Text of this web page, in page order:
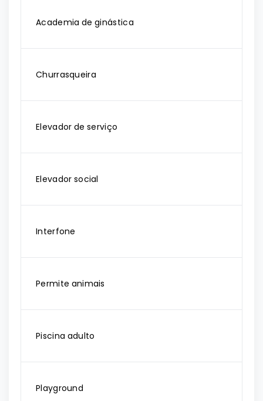
Academia de ginástica
Churrasqueira
Elevador de serviço
Elevador social
Interfone
Permite animais
Piscina adulto
Playground